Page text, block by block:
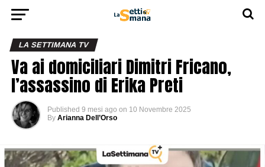
LA SETTIMANA TV
Va ai domiciliari Dimitri Fricano,
l’assassino di Erika Preti
Published 9 mesi ago on 10 Novembre 2025
By Arianna Dell’Orso